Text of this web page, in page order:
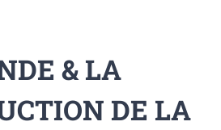
& LA
DE LA